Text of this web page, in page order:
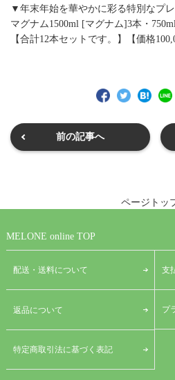
▼年末年始を華やかに彩る特別なプ
マグナム1500ml [マグナム]3本・
【合計12本セットです。】【価格
前の記事へ
ページトッ
MELONE online TOP
配送・送料について 支
返品について プ
特定商取引法に基づく表記